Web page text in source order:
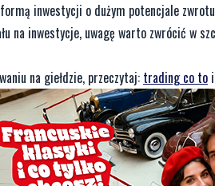
inwestycji o dużym potencjale
na inwestycje, uwagę warto zwrócić w
na giełdzie, przeczytaj: trading co to